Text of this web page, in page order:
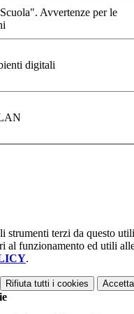
Avvertenze per le
digitali
strumenti terzi da questo
al funzionamento ed utili
.
Rifiuta tutti i cookies